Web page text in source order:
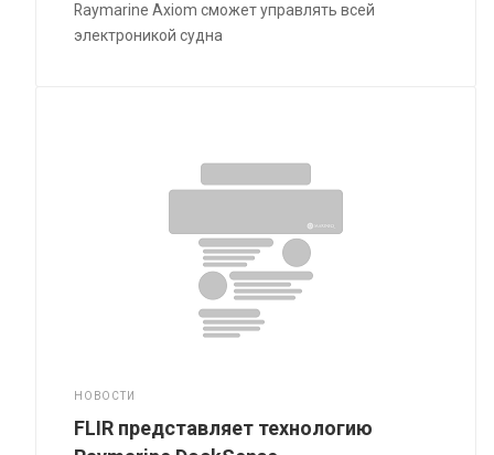
Raymarine Axiom сможет управлять всей
электроникой судна
НОВОСТИ
FLIR представляет технологию